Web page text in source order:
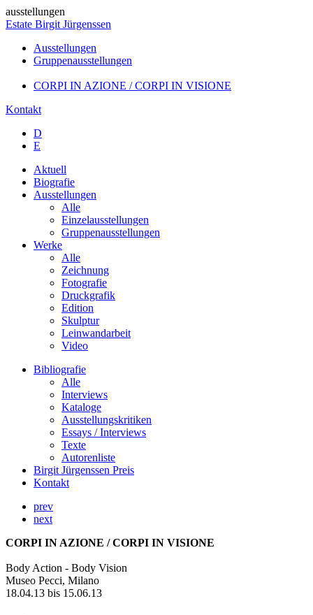
ausstellungen
Estate Birgit Jürgenssen
Ausstellungen
Gruppenausstellungen
CORPI IN AZIONE / CORPI IN VISIONE
Kontakt
D
E
Aktuell
Biografie
Ausstellungen
Alle
Einzelausstellungen
Gruppenausstellungen
Werke
Alle
Zeichnung
Fotografie
Druckgrafik
Edition
Skulptur
Leinwandarbeit
Video
Bibliografie
Alle
Interviews
Kataloge
Ausstellungskritiken
Essays / Interviews
Texte
Autorenliste
Birgit Jürgenssen Preis
Kontakt
prev
next
CORPI IN AZIONE / CORPI IN VISIONE
Body Action - Body Vision
Museo Pecci, Milano
18.04.13 bis 15.06.13